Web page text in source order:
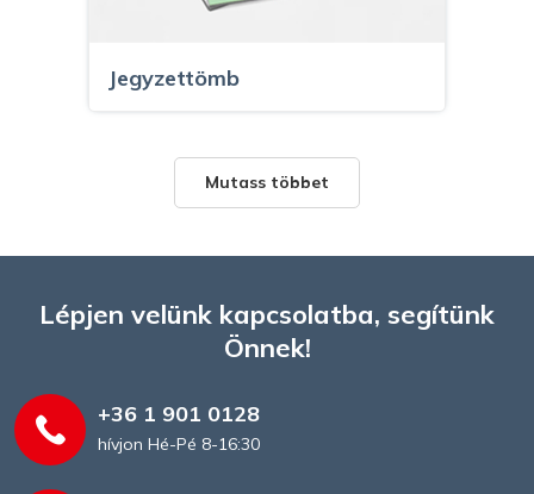
Jegyzettömb
Magazin
Mutass többet
Lépjen velünk kapcsolatba, segítünk
Önnek!
+36 1 901 0128
hívjon Hé-Pé 8-16:30